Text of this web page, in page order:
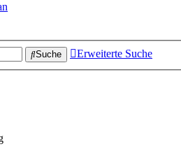
Suche
Erweiterte Suche